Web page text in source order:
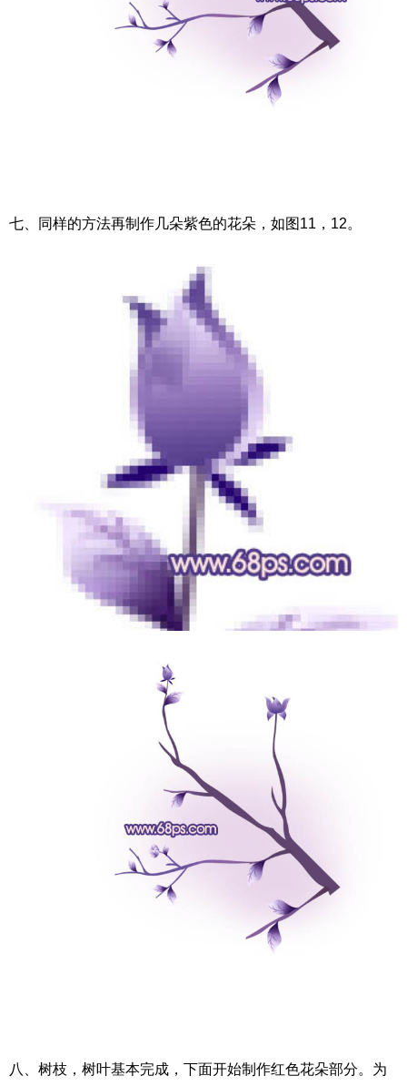
七、同样的方法再制作几朵紫色的花朵，如图11，12。
八、树枝，树叶基本完成，下面开始制作红色花朵部分。为